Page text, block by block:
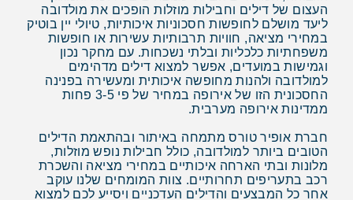
העצום של דילים וחבילות מוזלות הופכים את מולדובה
ליעד מושלם לחופשות חסכוניות איכותיות, טיולי יין בוטיק
במחירי מציאה, חוויות תרבותיות עשירות או חופשות
משפחתיות כלכליות ובלתי נשכחות. עם מחקר נכון
וגמישות במועדים, אפשר למצוא דילים מדהימים
למולדובה ולהנות מחופשה איכותית ומעשירה בפנינה
החסכונית הזו של אירופה במחיר של פי 3-5 פחות
ממדינות אירופה מערבית.
חברת אופיר טורס מתמחה באיתור ובהתאמת הדילים
הטובים ביותר למולדובה, כולל חבילות נופש מוזלות,
מלונות ובתי הארחה איכותיים במחירי מציאה והשכרת
רכב בתעריפים תחרותיים. צוות המומחים שלנו עוקב
אחר כל המבצעים והדילים העדכניים ויסייע לכם למצוא